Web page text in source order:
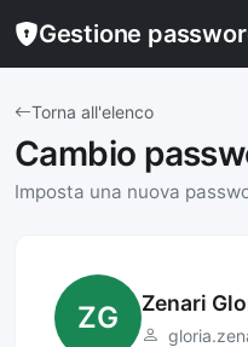
Gestione
Torna all'elenco
Cambio
Imposta una nuova
ZG Zenari